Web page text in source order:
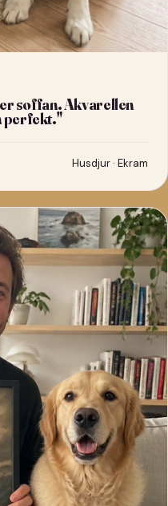
soffan. Akvarellen
perfekt."
Husdjur · Ekram